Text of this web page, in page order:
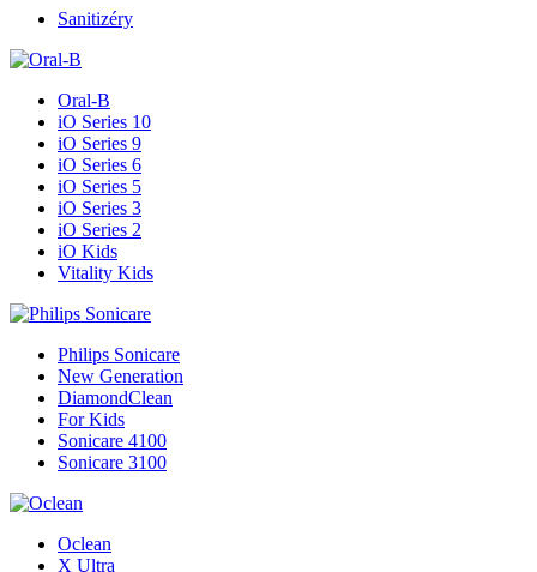
Sanitizéry
Oral-B
iO Series 10
iO Series 9
iO Series 6
iO Series 5
iO Series 3
iO Series 2
iO Kids
Vitality Kids
Philips Sonicare
New Generation
DiamondClean
For Kids
Sonicare 4100
Sonicare 3100
Oclean
X Ultra